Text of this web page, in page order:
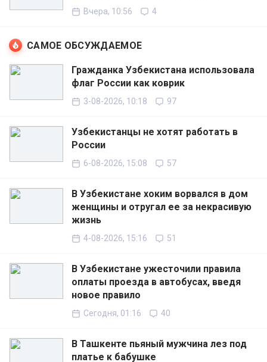
Вчера, 10:56 4
САМОЕ ОБСУЖДАЕМОЕ
Гражданка Узбекистана использовала
флаг России как коврик
3-08-2026, 10:18 97
Узбекистанцы не хотят работать в
России
6-08-2026, 15:08 57
В Узбекистане хоким ворвался в дом
женщины и отругал ее за некрасивую
жизнь
4-08-2026, 15:16 51
В Узбекистане ужесточили правила
оплаты проезда в автобусах, введя
новое правило
Сегодня, 01:16 40
В Ташкенте пьяный мужчина лез под
платье к бабушке